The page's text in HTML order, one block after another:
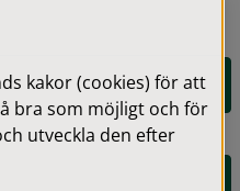
kakor (cookies) för att
bra som möjligt och för
utveckla den efter